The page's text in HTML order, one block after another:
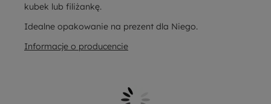
kubek lub filiżankę.
Idealne opakowanie na prezent dla Niego.
Informacje o producencie